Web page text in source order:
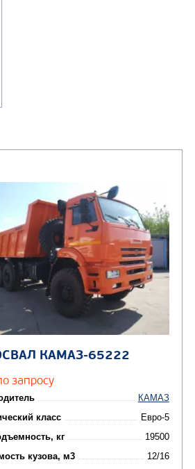
КАМАЗ-65222
запросу
КАМАЗ
класс
Евро-5
кг
19500
кузова, м3
12/16